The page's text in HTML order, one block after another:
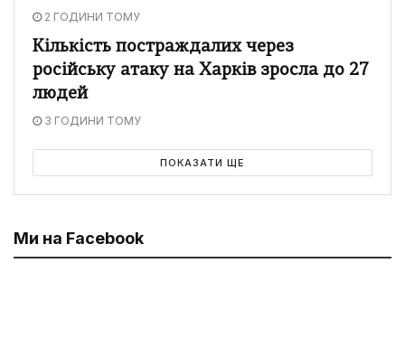
2 ГОДИНИ ТОМУ
Кількість постраждалих через
російську атаку на Харків зросла до 27
людей
3 ГОДИНИ ТОМУ
ПОКАЗАТИ ЩЕ
Ми на Facebook